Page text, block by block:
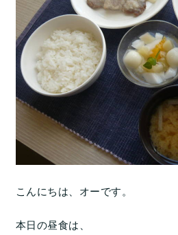
こんにちは、オーです。
本日の昼食は、